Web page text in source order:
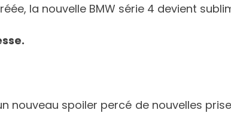
la nouvelle BMW série 4 devient
nouveau spoiler percé de nouvelles